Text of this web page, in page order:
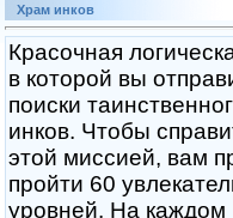
Храм инков
Красочная
в которой вы
поиски
инков. Чтобы
этой миссией, вам
пройти 60
уровней. На каждом